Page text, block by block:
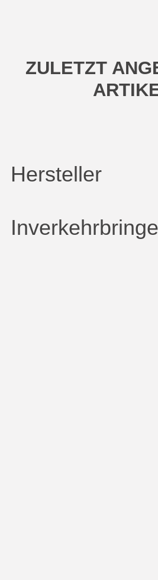
ZULETZT
Hersteller